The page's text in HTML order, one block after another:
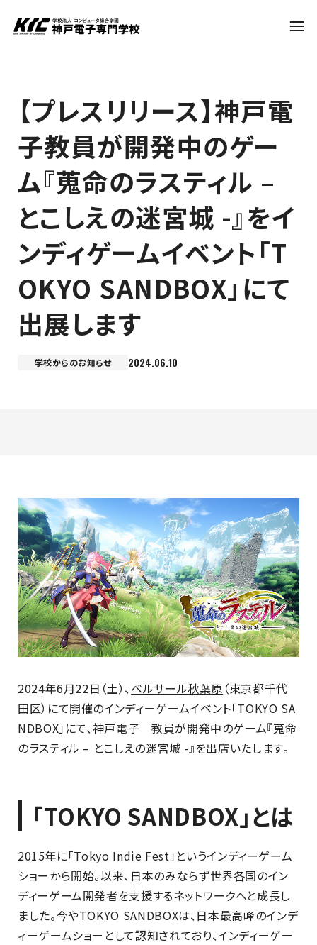
学科・コース
訪問者別
就職・資格
入試情報
神戸電子について
キャンパス
神戸電子をもっと知る
資料請求は
こちら
【プレスリリース】神戸電
子教員が開発中のゲー
ム『蒐命のラスティル –
とこしえの迷宮城 -』をイ
ンディゲームイベント「T
OKYO SANDBOX」にて
出展します
学校からのお知らせ 2024.06.10
2024年6月22日（土）、ベルサール秋葉原 （東京都千代
田区）にて開催のインディーゲームイベント「TOKYO SA
NDBOX」にて、神戸電子 教員が開発中のゲーム『蒐命
のラスティル – とこしえの迷宮城 -』を出店いたします。
「TOKYO SANDBOX」とは
2015年に「Tokyo Indie Fest」というインディーゲーム
ショーから開始。以来、日本のみならず世界各国のイン
ディーゲーム開発者を支援するネットワークへと成長し
ました。今やTOKYO SANDBOXは、日本最高峰のインデ
ィーゲームショーとして認知されており、インディーゲー